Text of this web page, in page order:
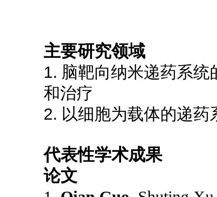
主要研究领域
1. 脑靶向纳米递药系
和治疗
2. 以细胞为载体的递
代表性学术成果
论文